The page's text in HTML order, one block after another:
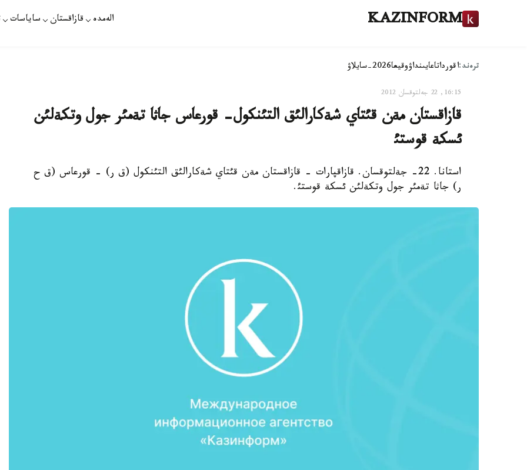
KAZINFORM الەمدە قازاقستان ساياسات
ترەند:اقورداتاعايىنداۋوقيعا2026-سايلاۋ
16:15, 22 جەلتوقسان 2012
قازاقستان مةن قئتاي شةكارالئق التئنكول- قورعاس جاثا تةمئر جول وتكةلئن
ئسكة قوستئ
استانا. 22- جةلتوقسان. قازاقپارات - قازاقستان مةن قئتاي شةكارالئق التئنكول (ق ر) - قورعاس (ق ح
ر) جاثا تةمئر جول وتكةلئن ئسكة قوستئ.